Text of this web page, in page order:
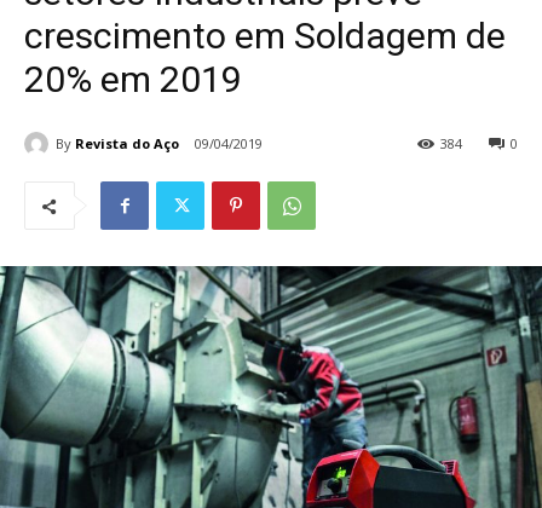
crescimento em Soldagem de
20% em 2019
By Revista do Aço 09/04/2019 0
384